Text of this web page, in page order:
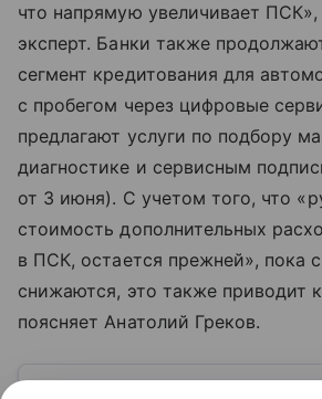
что напрямую увеличивает
эксперт. Банки также
сегмент кредитования для
с пробегом через цифровые
предлагают услуги по подбору
диагностике и сервисным
от 3 июня). С учетом того, что
стоимость дополнительных
в ПСК, остается прежней», пока
снижаются, это также приводит
поясняет Анатолий Греков.